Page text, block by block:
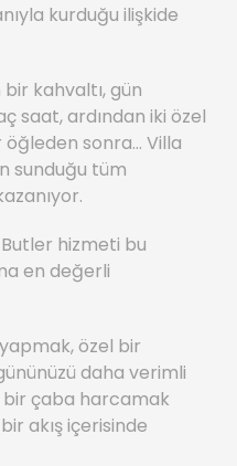
kurduğu ilişkide
kahvaltı, gün
saat, ardından iki özel
sonra… Villa
sunduğu tüm
hizmeti bu
en değerli
özel bir
daha verimli
çaba harcamak
akış içerisinde